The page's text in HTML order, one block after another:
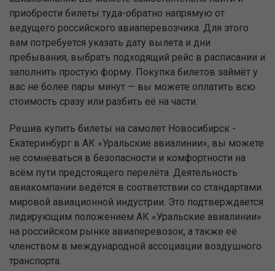
приобрести билеты туда-обратно напрямую от
ведущего российского авиаперевозчика. Для этого
вам потребуется указать дату вылета и дни
пребывания, выбрать подходящий рейс в расписании и
заполнить простую форму. Покупка билетов займёт у
вас не более пары минут — вы можете оплатить всю
стоимость сразу или разбить её на части.
Решив купить билеты на самолет Новосибирск -
Екатеринбург в АК «Уральские авиалинии», вы можете
не сомневаться в безопасности и комфортности на
всём пути предстоящего перелёта. Деятельность
авиакомпании ведётся в соответствии со стандартами
мировой авиационной индустрии. Это подтверждается
лидирующим положением АК «Уральские авиалинии»
на российском рынке авиаперевозок, а также её
членством в международной ассоциации воздушного
транспорта.